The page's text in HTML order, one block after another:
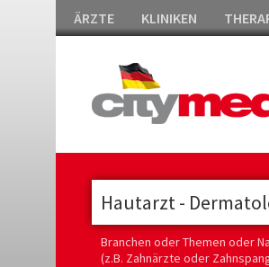
ÄRZTE KLINIKEN
Branchen oder Themen oder
(z.B. Zahnärzte oder